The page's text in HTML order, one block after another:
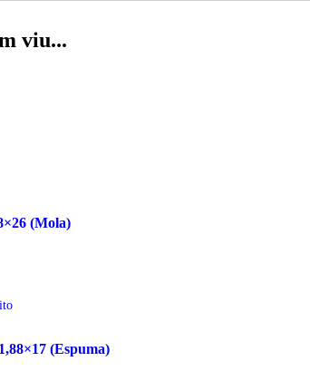
viu...
(Mola)
(Espuma)